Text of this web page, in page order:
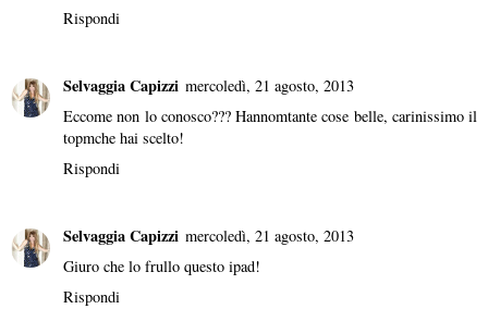
Rispondi
Selvaggia Capizzi mercoledì, 21 agosto, 2013
Eccome non lo conosco??? Hannomtante cose belle, carinissimo il
topmche hai scelto!
Rispondi
Selvaggia Capizzi mercoledì, 21 agosto, 2013
Giuro che lo frullo questo ipad!
Rispondi